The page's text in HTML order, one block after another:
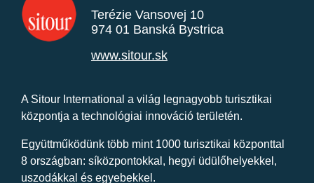
Terézie Vansovej 10
974 01 Banská Bystrica
www.sitour.sk
A Sitour International a világ legnagyobb turisztikai
központja a technológiai innováció területén.
Együttműködünk több mint 1000 turisztikai központtal
8 országban: síközpontokkal, hegyi üdülőhelyekkel,
uszodákkal és egyebekkel.